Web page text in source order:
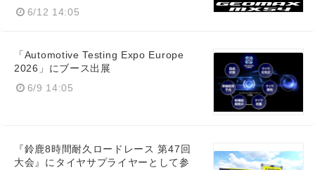
6/12 14:05
「Automotive Testing Expo Europe
2026」にブース出展
6/9 14:05
『鈴鹿8時間耐久ロードレース 第47回
大会』にタイヤサプライヤーとして参